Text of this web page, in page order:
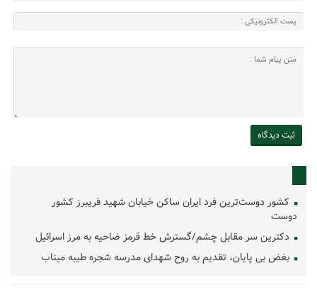
کشور دوست‌ترین فرد ایران ساکن خیابان شهید فریبرز کشور
دوست
دکترین سر مقابل چشم/گسترش خط قرمز ضاحیه به مرز اسرائیل
بغض بی پایان، تقدیم به روح شهدای مدرسه شجره طیبه میناب